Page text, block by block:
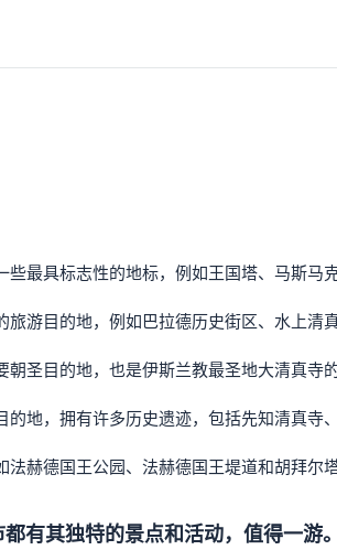
最具标志性的地标，例如王国塔、马斯马
游目的地，例如巴拉德历史街区、水上清
圣目的地，也是伊斯兰教最圣地大清真寺
地，拥有许多历史遗迹，包括先知清真寺
赫德国王公园、法赫德国王堤道和胡拜尔
有其独特的景点和活动，值得一游。